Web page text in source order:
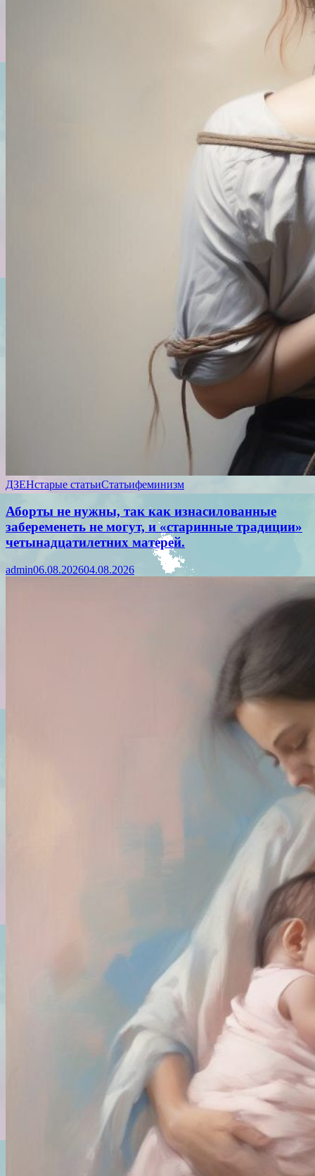
ДЗЕНстарые статьиСтатьифеминизм
Аборты не нужны, так как изнасилованные
забеременеть не могут, и «старинные традиции»
четынадцатилетних матерей.
admin06.08.202604.08.2026